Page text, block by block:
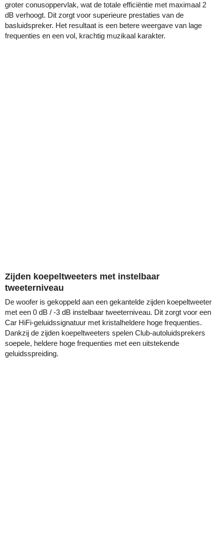
groter conusoppervlak, wat de totale efficiëntie met maximaal 2
dB verhoogt. Dit zorgt voor superieure prestaties van de
basluidspreker. Het resultaat is een betere weergave van lage
frequenties en een vol, krachtig muzikaal karakter.
Zijden koepeltweeters met instelbaar
tweeterniveau
De woofer is gekoppeld aan een gekantelde zijden koepeltweeter
met een 0 dB / -3 dB instelbaar tweeterniveau. Dit zorgt voor een
Car HiFi-geluidssignatuur met kristalheldere hoge frequenties.
Dankzij de zijden koepeltweeters spelen Club-autoluidsprekers
soepele, heldere hoge frequenties met een uitstekende
geluidsspreiding.